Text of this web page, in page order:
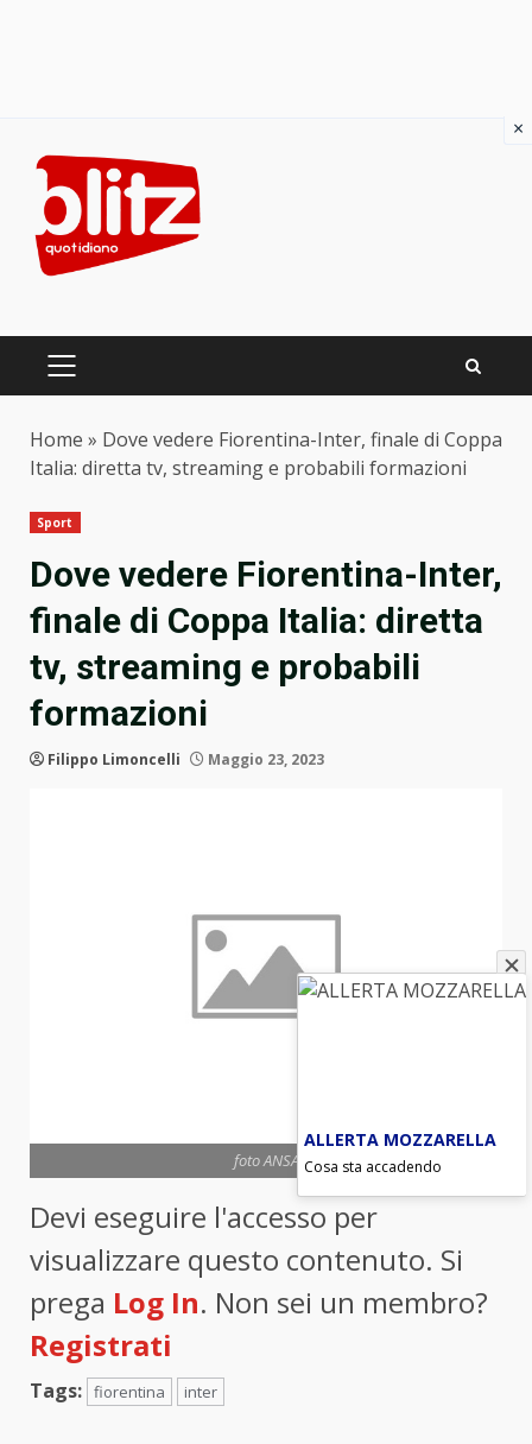
content
PRIMARY
Home » Dove vedere Fiorentina-Inter, finale di Coppa
Italia: diretta tv, streaming e probabili formazioni
Sport
Dove vedere Fiorentina-Inter,
finale di Coppa Italia: diretta
tv, streaming e probabili
formazioni
Filippo Limoncelli Maggio 23, 2023
foto ANSA
Devi eseguire l'accesso per
visualizzare questo contenuto. Si
prega Log In. Non sei un membro?
Registrati
Tags: fiorentina inter
×
ALLERTA MOZZARELLA
Cosa sta accadendo